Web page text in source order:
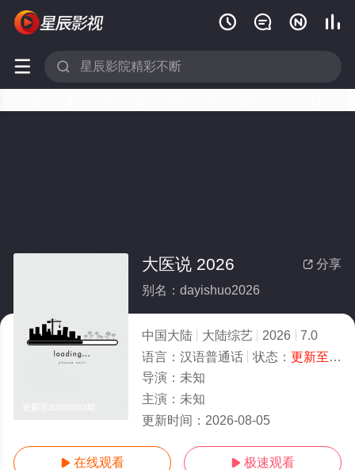
   
 
 分享
大医说 2026
别名：dayishuo2026
中国大陆 大陆综艺 2026
7.0
语言： 汉语普通话 状态： 更新至20260802期
导演： 未知
主演： 未知
更新时间： 2026-08-05
 在线观看  极速观看